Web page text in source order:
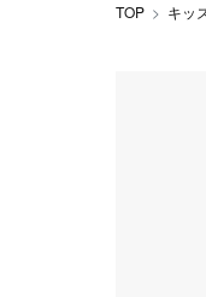
TOP キッ